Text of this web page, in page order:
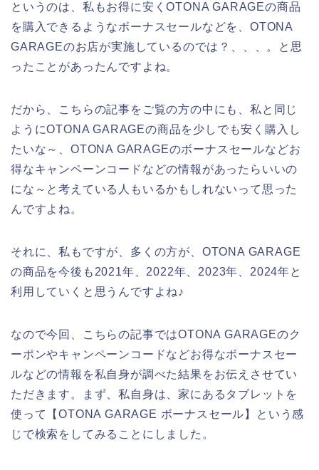
というのは、私もお得に安くOTONA GARAGEの商品
を購入できるようなボーナスセールなどを、OTONA
GARAGEのお店が実施しているのでは？、、、。と思
ったことがあったんですよね。
だから、こちらの記事をご覧の方の中にも、私と同じ
ようにOTONA GARAGEの商品を少しでも安く購入し
たいな～、OTONA GARAGEのボーナスセールなどお
得なキャンペーンコードなどの情報があったらいいの
にな～と考えている人もいるかもしれないって思った
んですよね。
それに、私もですが、多くの方が、OTONA GARAGE
の商品を今後も2021年、2022年、2023年、2024年と
利用していくと思うんですよね♪
なので今回、こちらの記事ではOTONA GARAGEのク
ーポンやキャンペーンコードなどお得なボーナスセー
ルなどの情報を私自身が調べた結果をお伝えさせてい
ただきます。まず、私自身は、家にあるタブレットを
使って【OTONA GARAGE ボーナスセール】という感
じで検索をしてみることにしました。